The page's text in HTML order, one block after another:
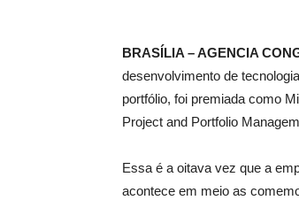
BRASÍLIA – AGENCIA
desenvolvimento de
portfólio, foi premiada como
Project and Portfolio
Essa é a oitava vez que a
acontece em meio as